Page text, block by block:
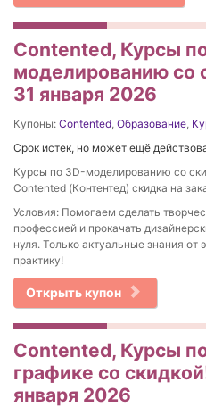
Contented, Курсы
моделированию со
31 января 2026
Купоны: Contented Образование
Срок истек, но может ещё
Курсы по 3D-моделированию со
Contented (Контентед) скидка на
Условия: Помогаем сделать
профессией и прокачать
нуля. Только актуальные знания от
практику!
Открыть купон
Contented, Курсы
графике со
января 2026